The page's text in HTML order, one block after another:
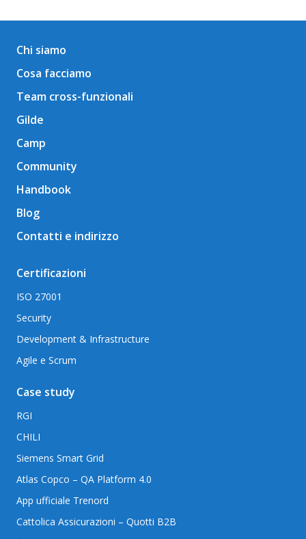
Chi siamo
Cosa facciamo
Team cross-funzionali
Gilde
Camp
Community
Handbook
Blog
Contatti e indirizzo
Certificazioni
ISO 27001
Security
Development & Infrastructure
Agile e Scrum
Case study
RGI
CHILI
Siemens Smart Grid
Atlas Copco – QA Platform 4.0
App ufficiale Trenord
Cattolica Assicurazioni – Quotti B2B